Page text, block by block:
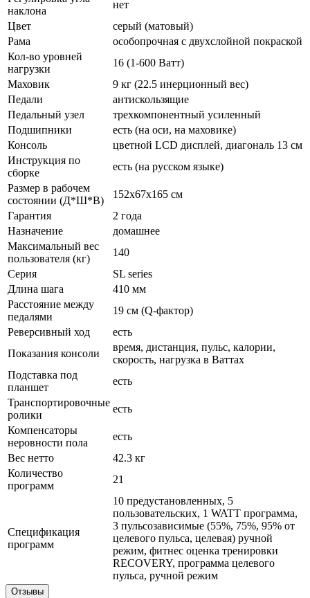
наклона
нет
Цвет
серый (матовый)
Рама
особопрочная с двухслойной покраской
Кол-во уровней
нагрузки
16 (1-600 Ватт)
Маховик
9 кг (22.5 инерционный вес)
Педали
антискользящие
Педальный узел
трехкомпонентный усиленный
Подшипники
есть (на оси, на маховике)
Консоль
цветной LCD дисплей, диагональ 13 см
Инструкция по
сборке
есть (на русском языке)
Размер в рабочем
состоянии (Д*Ш*В)
152x67x165 см
Гарантия
2 года
Назначение
домашнее
Максимальный вес
пользователя (кг)
140
Серия
SL series
Длина шага
410 мм
Расстояние между
педалями
19 см (Q-фактор)
Реверсивный ход
есть
Показания консоли
время, дистанция, пульс, калории,
скорость, нагрузка в Ваттах
Подставка под
планшет
есть
Транспортировочные
ролики
есть
Компенсаторы
неровности пола
есть
Вес нетто
42.3 кг
Количество
программ
21
Спецификация
программ
10 предустановленных, 5
пользовательских, 1 WATT программа,
3 пульсозависимые (55%, 75%, 95% от
целевого пульса, целевая) ручной
режим, фитнес оценка тренировки
RECOVERY, программа целевого
пульса, ручной режим
Отзывы